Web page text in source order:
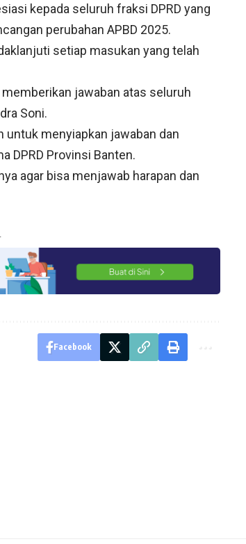
kepada seluruh fraksi DPRD yang
perubahan APBD 2025.
setiap masukan yang telah
jawaban atas seluruh
Soni.
untuk menyiapkan jawaban dan
DPRD Provinsi Banten.
agar bisa menjawab harapan dan
Facebook